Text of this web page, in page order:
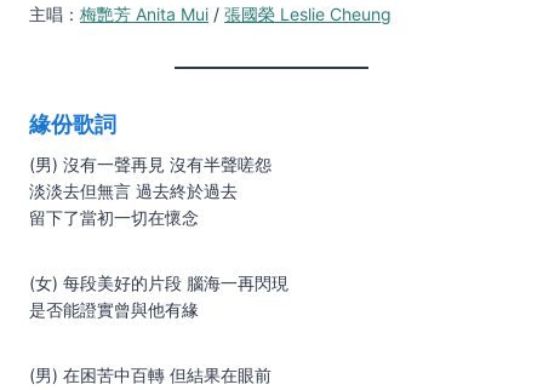
主唱： 梅艷芳 Anita Mui / 張國榮 Leslie Cheung
緣份歌詞
(男) 沒有一聲再見 沒有半聲嗟怨
淡淡去但無言 過去終於過去
留下了當初一切在懷念
(女) 每段美好的片段 腦海一再閃現
是否能證實曾與他有緣
(男) 在困苦中百轉 但結果在眼前